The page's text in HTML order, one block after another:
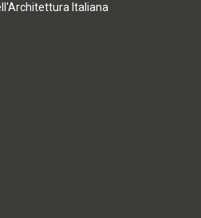
Italiana